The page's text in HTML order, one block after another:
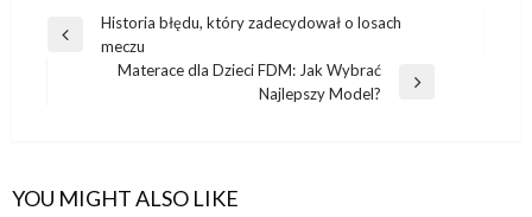
Nawigacja
wpisu
Previous
Historia błędu, który zadecydował o losach
meczu
Materace dla Dzieci FDM: Jak Wybrać
Najlepszy Model?
YOU MIGHT ALSO LIKE